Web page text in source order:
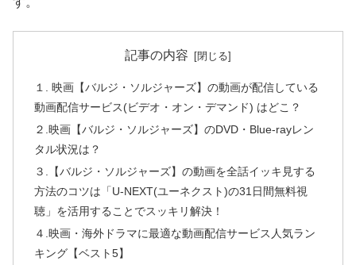
記事の内容
１. 映画【バルジ・ソルジャーズ】の動画が配信している
動画配信サービス(ビデオ・オン・デマンド) はどこ？
２.映画【バルジ・ソルジャーズ】のDVD・Blue-rayレン
タル状況は？
３.【バルジ・ソルジャーズ】の動画を全話イッキ見する
方法のコツは「U-NEXT(ユーネクスト)の31日間無料視
聴」を活用することでスッキリ解決！
４.映画・海外ドラマに最適な動画配信サービス人気ラン
キング【ベスト5】